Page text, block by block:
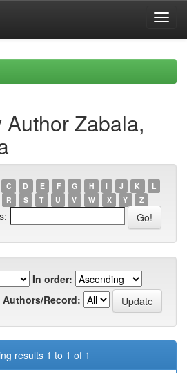
Zabala,
C D E F G H I J K
L
R S T U V W X Y Z
In order:
Authors/Record:
results 1 to 1 of 1